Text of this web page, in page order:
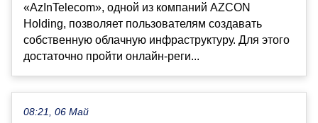
«AzInTelecom», одной из компаний AZCON
Holding, позволяет пользователям создавать
собственную облачную инфраструктуру. Для этого
достаточно пройти онлайн-реги...
08:21, 06 Май